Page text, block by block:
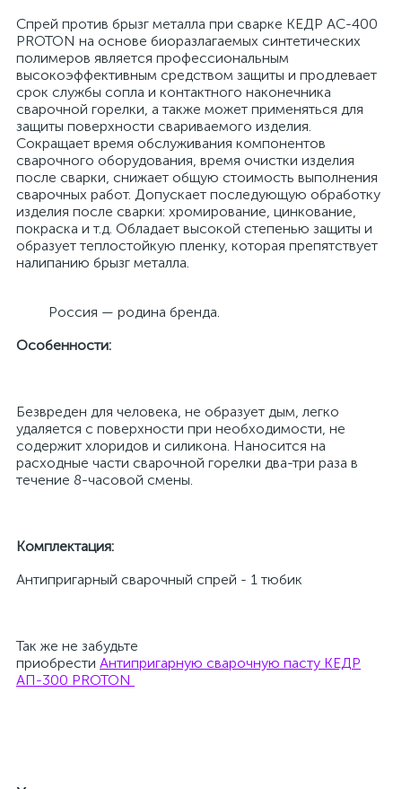
Спрей против брызг металла при сварке КЕДР АС-400
PROTON на основе биоразлагаемых синтетических
полимеров является профессиональным
высокоэффективным средством защиты и продлевает
срок службы сопла и контактного наконечника
сварочной горелки, а также может применяться для
защиты поверхности свариваемого изделия.
Сокращает время обслуживания компонентов
сварочного оборудования, время очистки изделия
после сварки, снижает общую стоимость выполнения
сварочных работ. Допускает последующую обработку
изделия после сварки: хромирование, цинкование,
покраска и т.д. Обладает высокой степенью защиты и
образует теплостойкую пленку, которая препятствует
налипанию брызг металла.
Россия — родина бренда.
Особенности:
Безвреден для человека, не образует дым, легко
удаляется с поверхности при необходимости, не
содержит хлоридов и силикона. Наносится на
расходные части сварочной горелки два-три раза в
течение 8-часовой смены.
Комплектация:
Антипригарный сварочный спрей - 1 тюбик
Так же не забудьте
приобрести Антипригарную сварочную пасту КЕДР
АП-300 PROTON